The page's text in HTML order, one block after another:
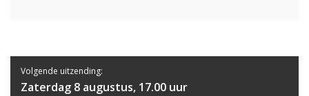
Volgende uitzending:
Zaterdag 8 augustus, 17.00 uur